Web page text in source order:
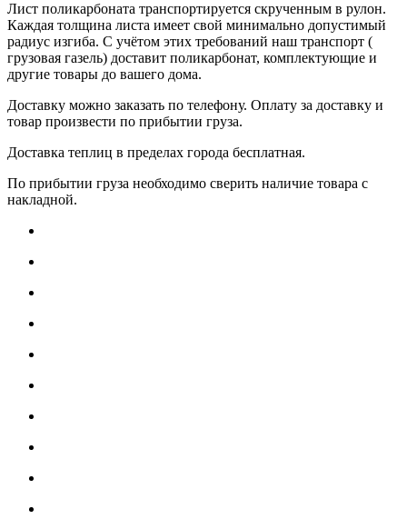
Лист поликарбоната транспортируется скрученным в рулон.
Каждая толщина листа имеет свой минимально допустимый
радиус изгиба. С учётом этих требований наш транспорт (
грузовая газель) доставит поликарбонат, комплектующие и
другие товары до вашего дома.
Доставку можно заказать по телефону. Оплату за доставку и
товар произвести по прибытии груза.
Доставка теплиц в пределах города бесплатная.
По прибытии груза необходимо сверить наличие товара с
накладной.